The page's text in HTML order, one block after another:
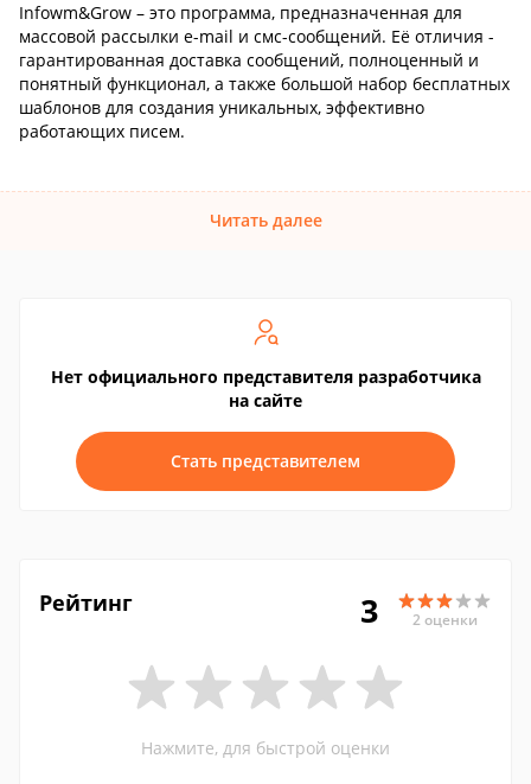
Infowm&Grow – это программа, предназначенная для
массовой рассылки e-mail и смс-сообщений. Её отличия -
гарантированная доставка сообщений, полноценный и
понятный функционал, а также большой набор бесплатных
шаблонов для создания уникальных, эффективно
работающих писем.
Читать далее
Нет официального представителя разработчика
на сайте
Стать представителем
Рейтинг 3 2 оценки
Нажмите, для быстрой оценки